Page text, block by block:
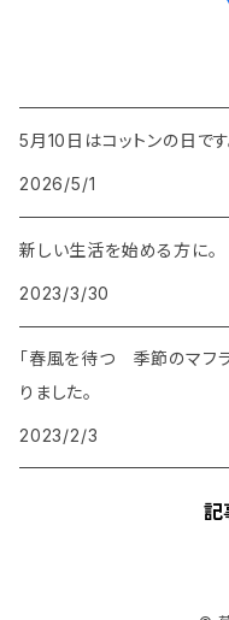
5月10日はコットンの日です
2026/5/1
新しい生活を始める方に。
2023/3/30
「春風を待つ 季節のマフ
りました。
2023/2/3
記